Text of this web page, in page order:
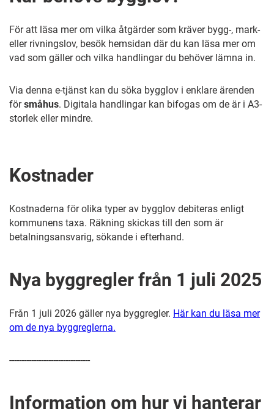
För att läsa mer om vilka åtgärder som kräver bygg-, mark-
eller rivningslov, besök hemsidan där du kan läsa mer om
vad som gäller och vilka handlingar du behöver lämna in.
Via denna e-tjänst kan du söka bygglov i enklare ärenden
försmåhus. Digitala handlingar kan bifogas om de är i A3-
storlek eller mindre.
Kostnader
Kostnaderna för olika typer av bygglov debiteras enligt
kommunens taxa. Räkning skickas till den som är
betalningsansvarig, sökande i efterhand.
Nya byggregler från 1 juli 2025
Från 1 juli 2026 gäller nya byggregler. Här kan du läsa mer
om de nya byggreglerna.
---------------------------------
Information om hur vi hanterar